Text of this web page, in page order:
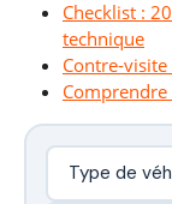
Checklist :
technique
Contre-